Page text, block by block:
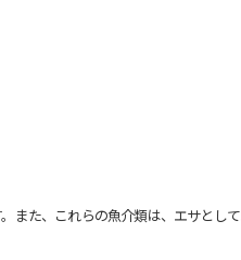
た、これらの魚介類は、エサとして